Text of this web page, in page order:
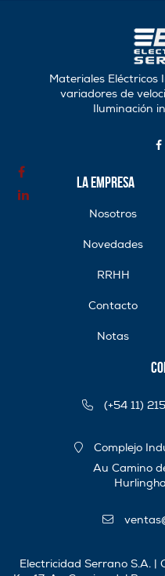
Materiales
variadores de
Iluminación
La Empresa
Nosotros
Novedades
RRHH
Contacto
Notas
(+54 11)
Complejo
Au Camino
Electricidad Serrano S.A. |